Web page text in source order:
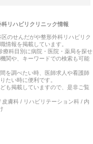
リハビリクリニック情報
区のせんだがや整形外科リハビリク
情報を掲載しています。
療科目別に病院・医院・薬局を探せ
関や、キーワードでの検索も可能
を調べたい時、医師求人や看護師
たい時に便利です。
も掲載していますので、是非ご覧
皮膚科 / リハビリテーション科 / 内